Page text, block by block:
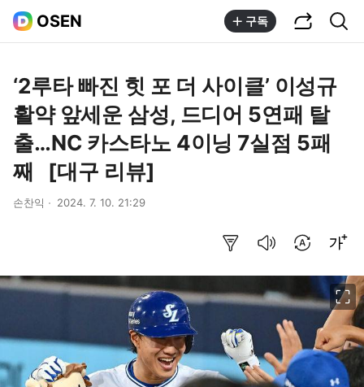
OSEN 구독
‘2루타 빠진 힛 포 더 사이클’ 이성규
활약 앞세운 삼성, 드디어 5연패 탈
출…NC 카스타노 4이닝 7실점 5패
째 [대구 리뷰]
손찬익 2024. 7. 10. 21:29